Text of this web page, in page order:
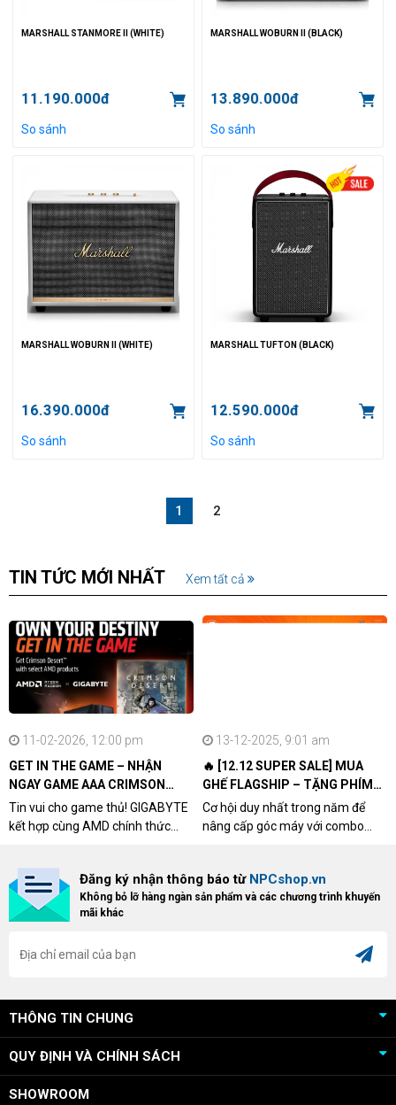
MARSHALL STANMORE II (WHITE)
11.190.000đ
So sánh
MARSHALL WOBURN II (BLACK)
13.890.000đ
So sánh
MARSHALL WOBURN II (WHITE)
16.390.000đ
So sánh
MARSHALL TUFTON (BLACK)
12.590.000đ
So sánh
1 2
TIN TỨC MỚI NHẤT Xem tất cả
11-02-2026, 12:00 pm
GET IN THE GAME – NHẬN
NGAY GAME AAA CRIMSON
DESERT CÙNG GIGABYTE &
AMD
Tin vui cho game thủ! GIGABYTE
kết hợp cùng AMD chính thức
khách hàng sở hữu VGA Radeon
RX 9070 / RX 9070 XT.
13-12-2025, 9:01 am
🔥 [12.12 SUPER SALE] MUA
GHẾ FLAGSHIP – TẶNG PHÍM
CƠ XỊN
Cơ hội duy nhất trong năm để
nâng cấp góc máy với combo
dòng ghế Gaming cao cấp nhất,
bạn sẽ nhận ngay quà tặng trị giá
Đăng ký nhận thông báo từ NPCshop.vn
Không bỏ lỡ hàng ngàn sản phẩm và các chương trình khuyến
mãi khác
THÔNG TIN CHUNG
QUY ĐỊNH VÀ CHÍNH SÁCH
SHOWROOM